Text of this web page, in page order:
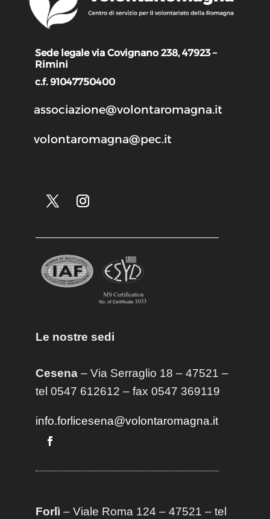
Sede legale via Covignano 238, 47923 –
Rimini
c.f. 91047750400
associazione@volontaromagna.it
volontaromagna@pec.it
Le nostre sedi
Cesena– Via Serraglio 18 – 47521 –
tel 0547 612612 – fax 0547 369119
info.forlicesena@volontaromagna.it
Forlì – Viale Roma 124 – 47521 – tel